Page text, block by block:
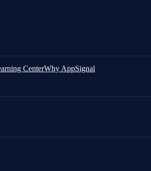
CenterWhy AppSignal